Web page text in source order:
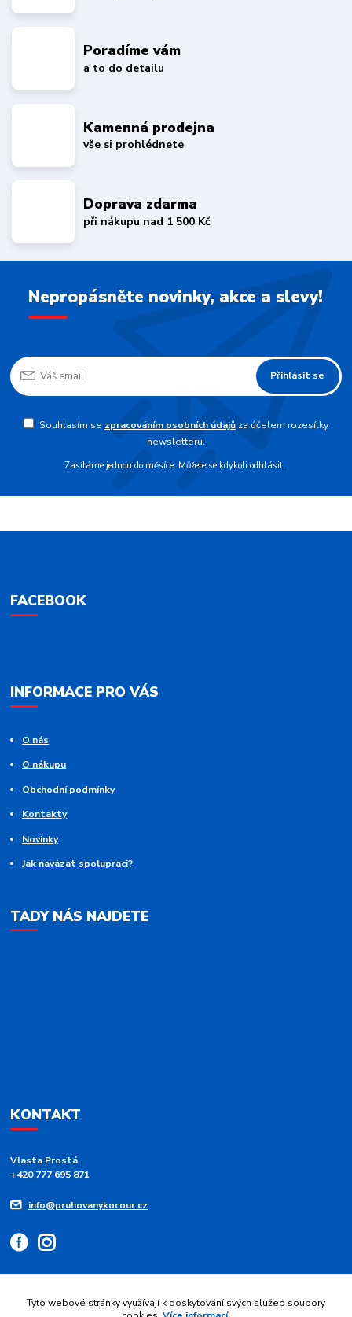
Poradíme vám
a to do detailu
Kamenná prodejna
vše si prohlédnete
Doprava zdarma
při nákupu nad 1 500 Kč
Nepropásněte novinky, akce a slevy!
Přihlásit se
Souhlasím se zpracováním osobních údajůza účelem rozesílky
newsletteru.
Zasíláme jednou do měsíce. Můžete se kdykoli odhlásit.
FACEBOOK
INFORMACE PRO VÁS
O nás
O nákupu
Obchodní podmínky
Kontakty
Novinky
Jak navázat spolupráci?
TADY NÁS NAJDETE
KONTAKT
Vlasta Prostá
+420 777 695 871
info@pruhovanykocour.cz
Tyto webové stránky využívají k poskytování svých služeb soubory